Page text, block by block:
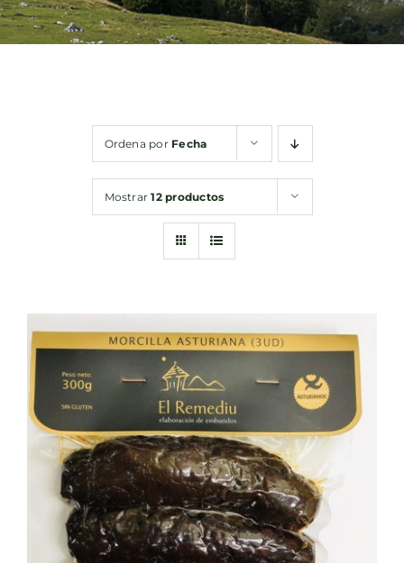
Bebidas
Ordena por Fecha
Mostrar12 productos
AÑADIR AL CARRITO
/
DETALLES